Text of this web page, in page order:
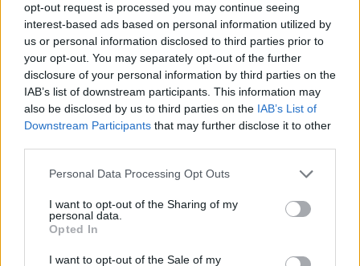
opt-out request is processed you may continue seeing
interest-based ads based on personal information utilized by
us or personal information disclosed to third parties prior to
your opt-out. You may separately opt-out of the further
disclosure of your personal information by third parties on the
IAB’s list of downstream participants. This information may
also be disclosed by us to third parties on the IAB’s List of
Downstream Participants that may further disclose it to other
Personal Data Processing Opt Outs
I want to opt-out of the Sharing of my
personal data.
Opted In
I want to opt-out of the Sale of my
Centro de Portugal inicia BTL 2026